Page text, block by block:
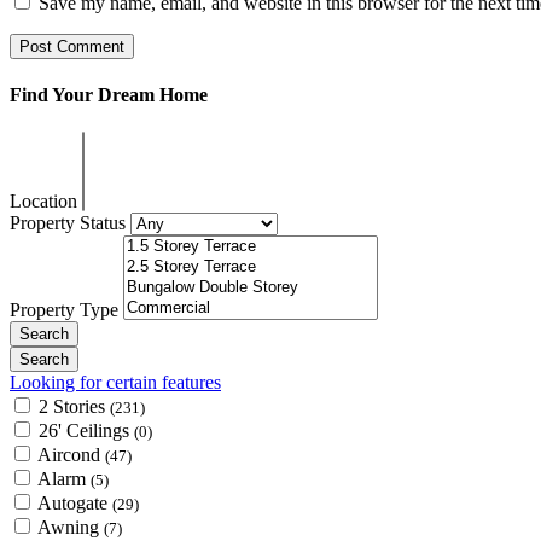
Find Your Dream Home
Location
Property Status
Property Type
Looking for certain features
2 Stories (231)
26' Ceilings (0)
Aircond (47)
Alarm (5)
Autogate (29)
Awning (7)